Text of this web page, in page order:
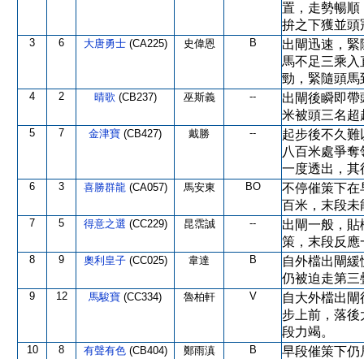
置，走勢暢順
拚之下獲並頭
3 6 大唐勇士 (CA225) 史偉恩 B
出閘迅速，
馬不足三乘
勁，緊隨頭馬
4 2 晴歌 (CB237) 巫斯義 --
出閘後瞬即
米被頭三名超
5 7 金津寶 (CB427) 戴勝 --
起步後不久
八百米處爭
一度透出，其
6 3 喜勝群龍 (CA057) 馬安東 BO
不停催策下在
百米，末段未
7 5 得意之選 (CC229) 昆霑誠 --
出閘一般，
策，末段反應
8 9 奧利皇子 (CC025) 韋達 B
自外檔出閘
仍被迫走第三
9 12 馬駿寶 (CC334) 魯柏軒 V
自大外檔出
步上前，落後
段力竭。
10 8 有聲有色 (CB404) 鄭雨滇 B
早段催策下仍